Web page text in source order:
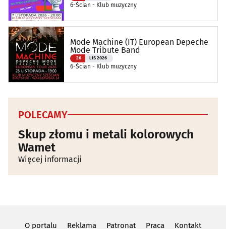
6-Ścian - Klub muzyczny
Mode Machine (IT) European Depeche
Mode Tribute Band
26 LIS 2026
6-Ścian - Klub muzyczny
POLECAMY
Skup złomu i metali kolorowych
Wamet
Więcej informacji
O portalu Reklama Patronat Praca Kontakt